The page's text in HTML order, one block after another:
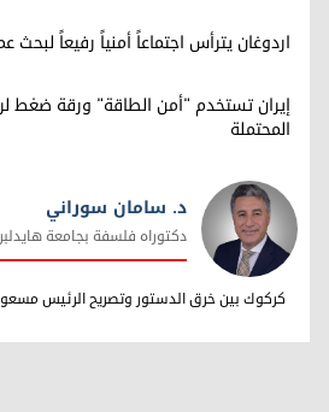
اردوغان يترأس اجتماعاً أمنياً رفيعاً لبحث
إيران تستخدم "أمن الطاقة" ورقة ضغط
المحتملة
د. سامان سوراني
د. سامان سوراني
دکتوراه فلسفة بجامعة
کرکوك بین خرق الدستور وتصریح الرئیس